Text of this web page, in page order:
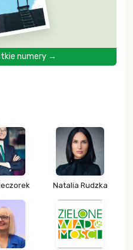
numery →
Natalia Rudzka